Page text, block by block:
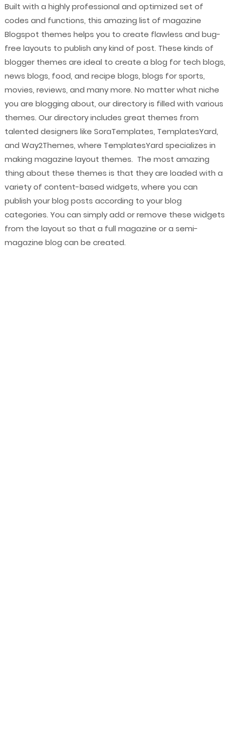
Built with a highly professional and optimized set of
codes and functions, this amazing list of magazine
Blogspot themes helps you to create flawless and bug-
free layouts to publish any kind of post. These kinds of
blogger themes are ideal to create a blog for tech blogs,
news blogs, food, and recipe blogs, blogs for sports,
movies, reviews, and many more. No matter what niche
you are blogging about, our directory is filled with various
themes. Our directory includes great themes from
talented designers like SoraTemplates, TemplatesYard,
and Way2Themes, where TemplatesYard specializes in
making magazine layout themes. The most amazing
thing about these themes is that they are loaded with a
variety of content-based widgets, where you can
publish your blog posts according to your blog
categories. You can simply add or remove these widgets
from the layout so that a full magazine or a semi-
magazine blog can be created.